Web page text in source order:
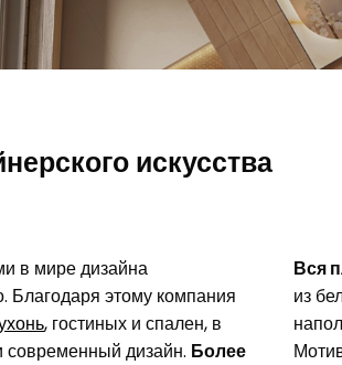
цвет и найдите
для своей ванной комнаты
и модных проектов.
Мы
среда имеет неоценимое
искусства
в мире дизайна
Благодаря этому компания
, гостиных и спален, в
современный дизайн. Более
Вся
из